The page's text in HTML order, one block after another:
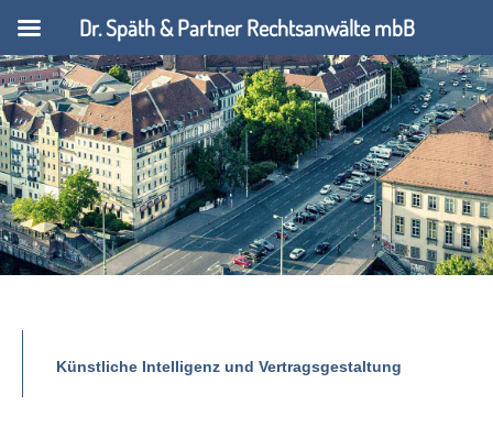
Künstliche Intelligenz und Vertragsgestaltung
Dr. Späth & Partner Rechtsanwälte mbB